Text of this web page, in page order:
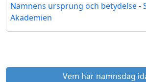
Namnens ursprung och betydelse-
Akademien
Vem har namnsdag